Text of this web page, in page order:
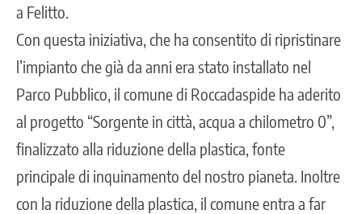
a Felitto.
Con questa iniziativa, che ha consentito di ripristinare
l’impianto che già da anni era stato installato nel
Parco Pubblico, il comune di Roccadaspide ha aderito
al progetto “Sorgente in città, acqua a chilometro 0”,
finalizzato alla riduzione della plastica, fonte
principale di inquinamento del nostro pianeta. Inoltre
con la riduzione della plastica, il comune entra a far